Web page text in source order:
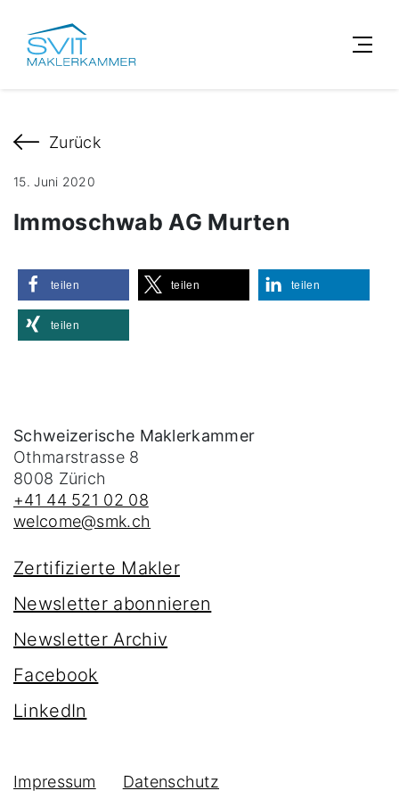
Zurück
15. Juni 2020
Immoschwab AG Murten
teilen teilen teilen
teilen
Schweizerische Maklerkammer
Othmarstrasse 8
8008 Zürich
+41 44 521 02 08
welcome@smk.ch
Zertifizierte Makler
Newsletter abonnieren
Newsletter Archiv
Facebook
LinkedIn
Impressum Datenschutz